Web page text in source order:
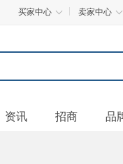
买家中心 卖家中心
资讯 招商 品